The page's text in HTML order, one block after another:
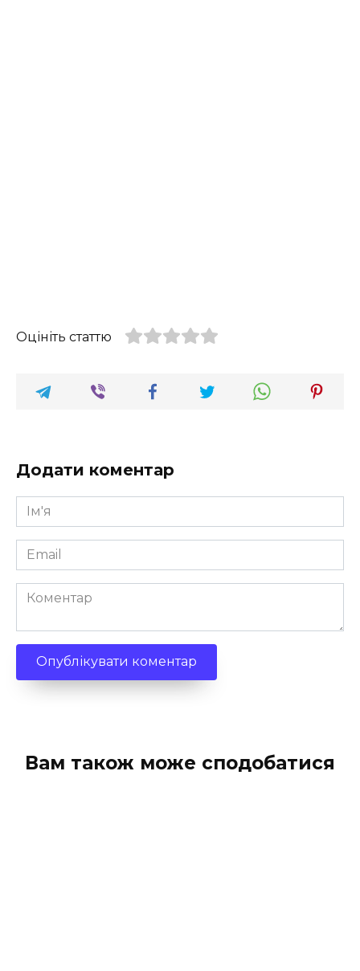
Оцініть статтю
Додати коментар
Ім'я
*
Email
*
Коментар
Вам також може сподобатися